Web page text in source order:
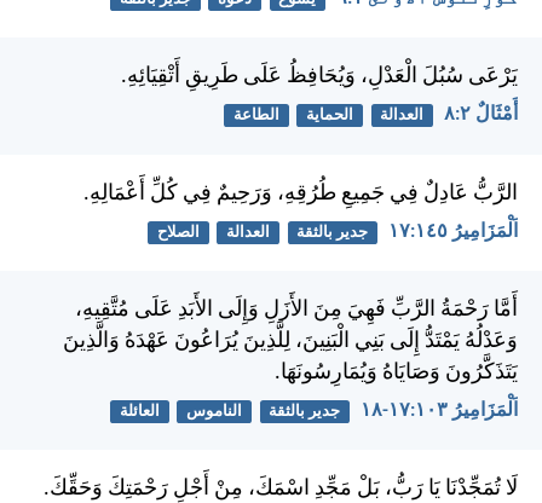
يَرْعَى سُبُلَ الْعَدْلِ، وَيُحَافِظُ عَلَى طَرِيقِ أَتْقِيَائِهِ.
أَمْثَالٌ ٢:‏٨ العدالة الحماية الطاعة
الرَّبُّ عَادِلٌ فِي جَمِيعِ طُرُقِهِ، وَرَحِيمٌ فِي كُلِّ أَعْمَالِهِ.
اَلْمَزَامِيرُ ١٤٥:‏١٧ جدير بالثقة العدالة الصلاح
أَمَّا رَحْمَةُ الرَّبِّ فَهِيَ مِنَ الأَزَلِ وَإِلَى الأَبَدِ عَلَى مُتَّقِيهِ،
وَعَدْلُهُ يَمْتَدُّ إِلَى بَنِي الْبَنِينَ، لِلَّذِينَ يُرَاعُونَ عَهْدَهُ وَالَّذِينَ
يَتَذَكَّرُونَ وَصَايَاهُ وَيُمَارِسُونَهَا.
اَلْمَزَامِيرُ ١٠٣:‏١٧-‏١٨ جدير بالثقة الناموس العائلة
لَا تُمَجِّدْنَا يَا رَبُّ، بَلْ مَجِّدِ اسْمَكَ، مِنْ أَجْلِ رَحْمَتِكَ وَحَقِّكَ.